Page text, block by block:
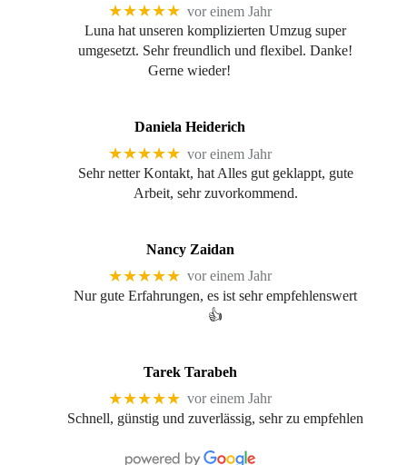
★★★★★ vor einem Jahr
Luna hat unseren komplizierten Umzug super
umgesetzt. Sehr freundlich und flexibel. Danke!
Gerne wieder!
Daniela Heiderich
★★★★★ vor einem Jahr
Sehr netter Kontakt, hat Alles gut geklappt, gute
Arbeit, sehr zuvorkommend.
Nancy Zaidan
★★★★★ vor einem Jahr
Nur gute Erfahrungen, es ist sehr empfehlenswert
👍
Tarek Tarabeh
★★★★★ vor einem Jahr
Schnell, günstig und zuverlässig, sehr zu empfehlen